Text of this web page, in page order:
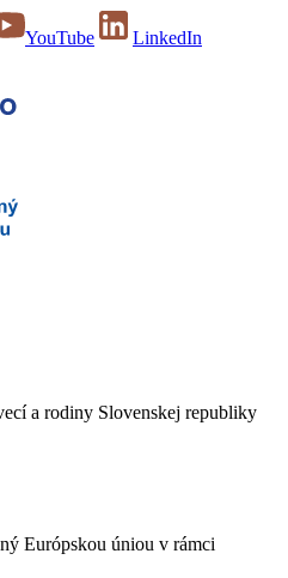
YouTube
LinkedIn
a rodiny Slovenskej republiky
Európskou úniou v rámci